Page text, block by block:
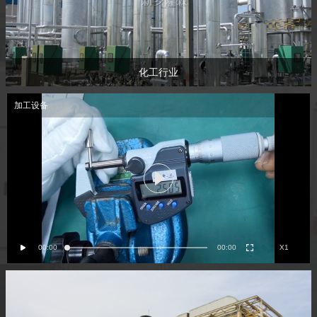
化工行业
00:00 00:00 X1
加工设备